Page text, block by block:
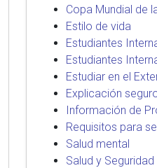
Copa Mundial de
Estilo de vida
Estudiantes
Estudiantes
Estudiar en el
Explicación
Información de
Requisitos para
Salud mental
Salud y